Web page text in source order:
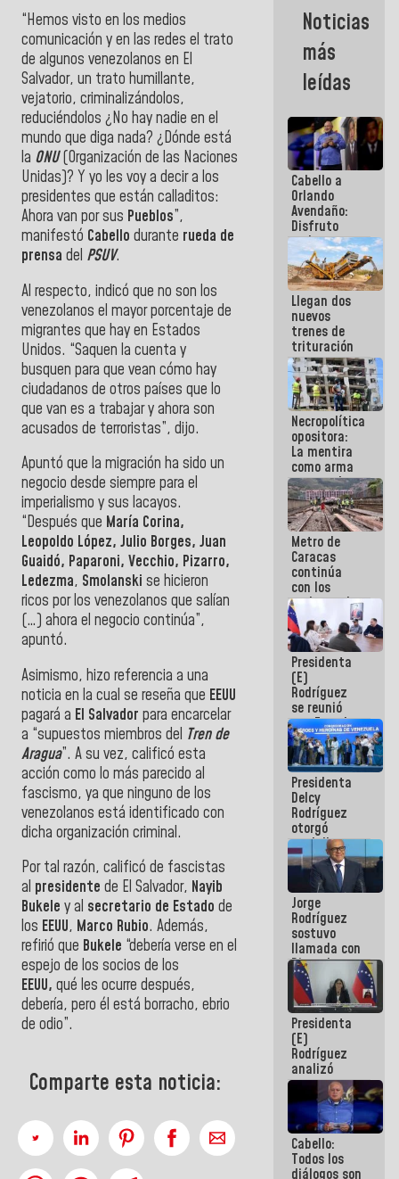
“Hemos visto en los medios
comunicación y en las redes el trato
de algunos venezolanos en El
Salvador, un trato humillante,
vejatorio, criminalizándolos,
reduciéndolos ¿No hay nadie en el
mundo que diga nada? ¿Dónde está
la ONU(Organización de las Naciones
Unidas)? Y yo les voy a decir a los
presidentes que están calladitos:
Ahora van por sus Pueblos”,
manifestó Cabello durante rueda de
prensa del PSUV.
Al respecto, indicó que no son los
venezolanos el mayor porcentaje de
migrantes que hay en Estados
Unidos. “Saquen la cuenta y
busquen para que vean cómo hay
ciudadanos de otros países que lo
que van es a trabajar y ahora son
acusados de terroristas”, dijo.
Apuntó que la migración ha sido un
negocio desde siempre para el
imperialismo y sus lacayos.
“Después que María Corina,
Leopoldo López, Julio Borges, Juan
Guaidó, Paparoni, Vecchio, Pizarro,
Ledezma, Smolanski se hicieron
ricos por los venezolanos que salían
(…) ahora el negocio continúa”,
apuntó.
Asimismo, hizo referencia a una
noticia en la cual se reseña que EEUU
pagará a El Salvador para encarcelar
a “supuestos miembros del Tren de
Aragua”. A su vez, calificó esta
acción como lo más parecido al
fascismo, ya que ninguno de los
venezolanos está identificado con
dicha organización criminal.
Por tal razón, calificó de fascistas
al presidente de El Salvador, Nayib
Bukele y al secretario de Estado de
los EEUU, Marco Rubio. Además,
refirió que Bukele “debería verse en el
espejo de los socios de los
EEUU, qué les ocurre después,
debería, pero él está borracho, ebrio
de odio”.
Comparte esta noticia:
baloncesto
por su
clasificación
a la
AmeriCup
2027
Noticias
más
leídas
Cabello a
Orlando
Avendaño:
Disfruto
cada vez
que escribes
porque lo
que haces
es
embarrarla
Llegan dos
nuevos
trenes de
trituración
para
optimizar
manejo de
escombros
en La Guaira
Necropolítica
opositora:
La mentira
como arma
contra el
Pueblo
Metro de
Caracas
continúa
con los
trabajos de
mantenimiento
e inspección
en la Línea 2
Presidenta
(E)
Rodríguez
se reunió
con Estado
Mayor
Eléctrico
para
abordar
planes de
acción
Presidenta
Delcy
Rodríguez
otorgó
medalla
"Héroe de
Venezuela"
a servidores
públicos
Jorge
Rodríguez
sostuvo
llamada con
Dinorah
Figuera y
acuerdan
primer
encuentro
presencial
para el
diálogo
Presidenta
(E)
Rodríguez
analizó
junto a
gobernadores
planes de
recuperación
del Sistema
Eléctrico
Cabello:
Todos los
diálogos son